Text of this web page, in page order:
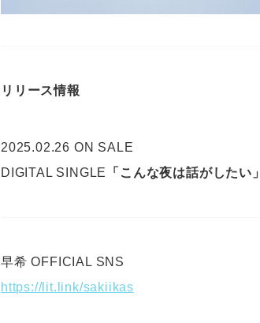
リリース情報
2025.02.26 ON SALE
DIGITAL SINGLE
「こんな夜は話がしたい」
早希 OFFICIAL SNS
https://lit.link/sakiikas